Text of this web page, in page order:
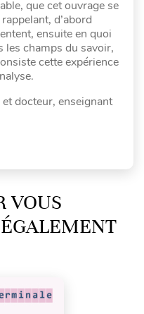
que cet ouvrage se
d’abord
ensuite en quoi
les champs du savoir,
cette expérience
docteur, enseignant
VOUS